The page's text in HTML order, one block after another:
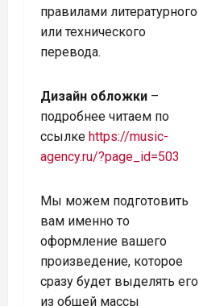
правилами литературного
или технического
перевода.
Дизайн обложки –
подробнее читаем по
ссылке https://music-
agency.ru/?page_id=503
Мы можем подготовить
вам именно то
оформление вашего
произведение, которое
сразу будет выделять его
из общей массы